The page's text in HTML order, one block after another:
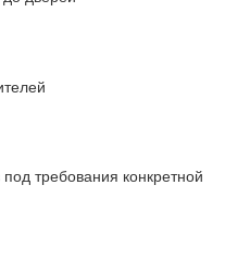
требования конкретной